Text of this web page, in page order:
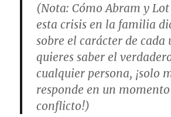
(Nota: Cómo Abram y
esta crisis en la familia
sobre el carácter de cada
quieres saber el
cualquier persona, ¡solo
responde en un
conflicto!)